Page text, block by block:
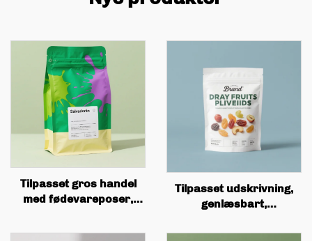
Tilpasset gros handel
med fødevareposer,
bundboksposer,
Tilpasset udskrivning,
genlæsbart,
frugtplastikpose, matte